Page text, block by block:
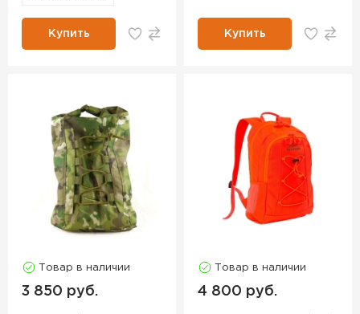
Купить Купить
Товар в наличии
3 850 руб.
Товар в наличии
4 800 руб.